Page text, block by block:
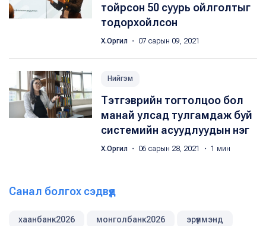
тойрсон 50 суурь ойлголтыг
тодорхойлсон
Х.Оргил ・ 07 сарын 09, 2021
Нийгэм
Тэтгэврийн тогтолцоо бол
манай улсад тулгамдаж буй
системийн асуудлуудын нэг
Х.Оргил ・ 06 сарын 28, 2021 ・ 1 мин
Санал болгох сэдвүүд
хаанбанк2026 монголбанк2026 эрүүлмэнд